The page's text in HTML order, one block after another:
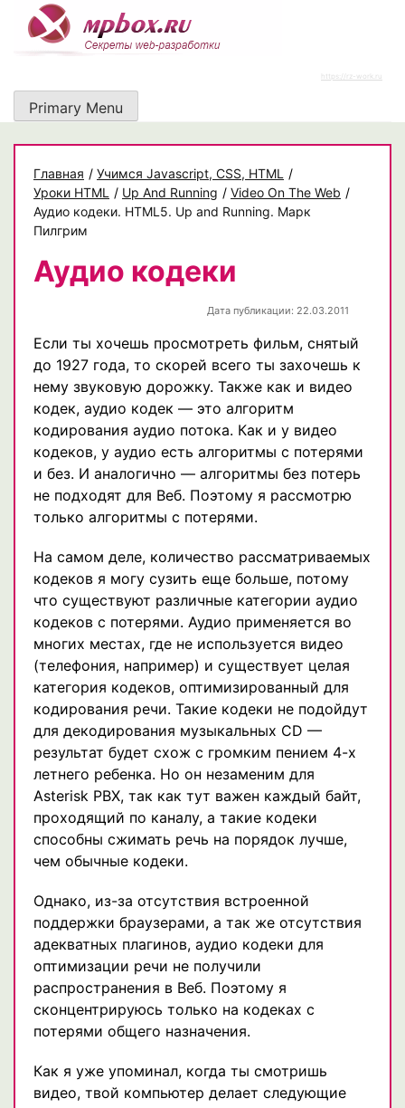
content
https://rz-work.ru
Primary Menu
Главная / Учимся Javascript, CSS, HTML
/
Уроки HTML
/ Up And Running / Video On The Web /
Аудио кодеки. HTML5. Up and Running. Марк
Пилгрим
Аудио кодеки
Дата публикации: 22.03.2011
Если ты хочешь просмотреть фильм, снятый
до 1927 года, то скорей всего ты захочешь к
нему звуковую дорожку. Также как и видео
кодек, аудио кодек — это алгоритм
кодирования аудио потока. Как и у видео
кодеков, у аудио есть алгоритмы с потерями
и без. И аналогично — алгоритмы без потерь
не подходят для Веб. Поэтому я рассмотрю
только алгоритмы с потерями.
На самом деле, количество рассматриваемых
кодеков я могу сузить еще больше, потому
что существуют различные категории аудио
кодеков с потерями. Аудио применяется во
многих местах, где не используется видео
(телефония, например) и существует целая
категория кодеков, оптимизированный для
кодирования речи. Такие кодеки не подойдут
для декодирования музыкальных CD —
результат будет схож с громким пением 4-х
летнего ребенка. Но он незаменим для
Asterisk PBX, так как тут важен каждый байт,
проходящий по каналу, а такие кодеки
способны сжимать речь на порядок лучше,
чем обычные кодеки.
Однако, из-за отсутствия встроенной
поддержки браузерами, а так же отсутствия
адекватных плагинов, аудио кодеки для
оптимизации речи не получили
распространения в Веб. Поэтому я
сконцентрируюсь только на кодеках с
потерями общего назначения.
Как я уже упоминал, когда ты смотришь
видео, твой компьютер делает следующие